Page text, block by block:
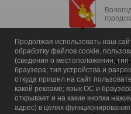
Общие
Продолжая использовать наш
обработку файлов cookie,
(сведения о местоположении;
браузера; тип устройства и
откуда пришел на сайт
какой рекламе; язык ОС и
открывает и на какие кнопки
адрес) в целях